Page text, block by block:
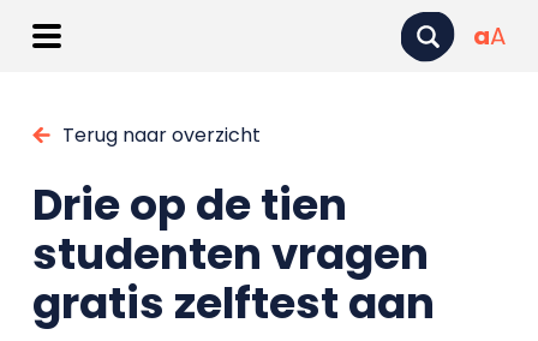
aA
Terug naar overzicht
Drie op de tien
studenten vragen
gratis zelftest aan